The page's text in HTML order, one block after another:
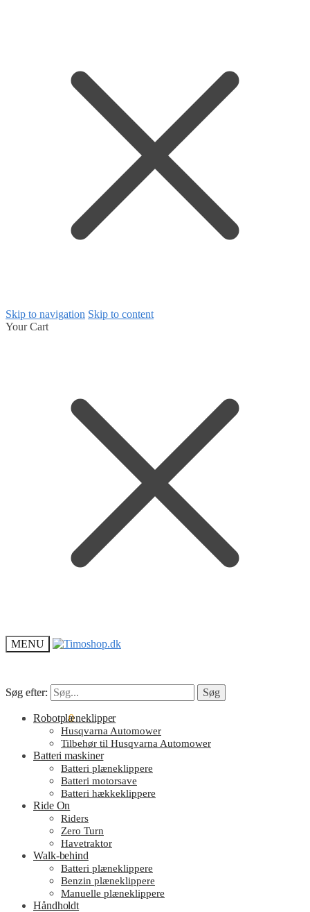
Skip to navigation Skip to content
Your Cart
MENU
Søg efter: Søg
kr.0.00 0
Søg efter: Søg
Robotplæneklipper
Husqvarna Automower
Tilbehør til Husqvarna Automower
Batteri maskiner
Batteri plæneklippere
Batteri motorsave
Batteri hækkeklippere
Ride On
Riders
Zero Turn
Havetraktor
Walk-behind
Batteri plæneklippere
Benzin plæneklippere
Manuelle plæneklippere
Håndholdt